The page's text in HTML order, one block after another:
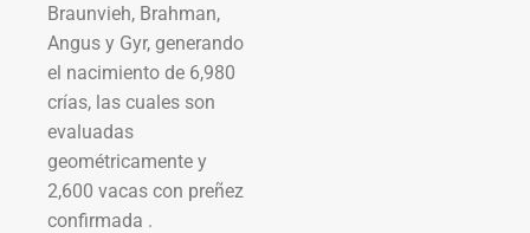
Braunvieh, Brahman,
Angus y Gyr, generando
el nacimiento de 6,980
crías, las cuales son
evaluadas
geométricamente y
2,600 vacas con preñez
confirmada .